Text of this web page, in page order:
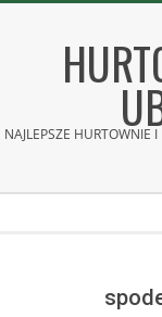
NAJLEPSZE HURTOWNIE